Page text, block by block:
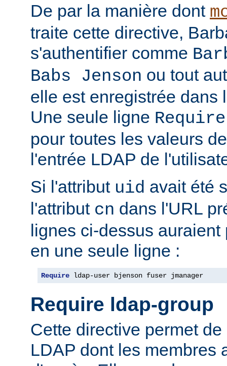
De par la manière dont
traite cette directive,
s'authentifier comme
Babs Jenson ou tout
elle est enregistrée dans
Une seule ligne
pour toutes les valeurs
l'entrée LDAP de
Si l'attribut uid avait été
l'attribut cn dans l'URL
lignes ci-dessus
en une seule ligne :
Require ldap-user bjenson fuser jmanager
Require ldap-group
Cette directive permet
LDAP dont les membres